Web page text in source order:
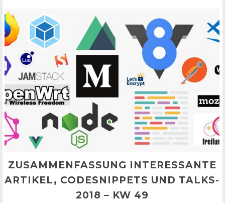
ZUSAMMENFASSUNG INTERESSANTE
ARTIKEL, CODESNIPPETS UND TALKS-
2018 – KW 49